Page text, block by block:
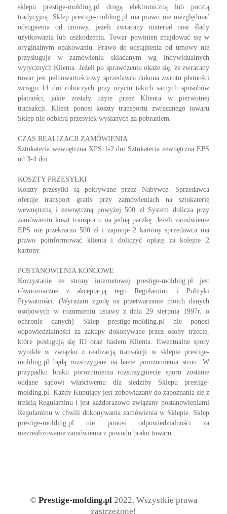
sklepu prestige-molding.pl drogą elektroniczną lub pocztą
tradycyjną. Sklep prestige-molding.pl ma prawo nie uwzględniać
odstąpienia od umowy, jeżeli zwracany materiał nosi ślady
użytkowania lub uszkodzenia. Towar powinien znajdować się w
oryginalnym opakowaniu. Prawo do odstąpienia od umowy nie
przysługuje w zamówieniu składanym wg indywidualnych
wytycznych Klienta. Jeżeli po sprawdzeniu okaże się, że zwracany
towar jest pełnowartościowy sprzedawca dokona zwrotu płatności
wciągu 14 dni roboczych przy użyciu takich samych sposobów
płatności, jakie zostały użyte przez Klienta w pierwotnej
transakcji. Klient ponosi koszty transportu zwracanego towaru
Sklep nie odbiera przesyłek wysłanych za pobraniem.
CZAS REALIZACJI ZAMÓWIENIA
Sztukateria wewnętrzna XPS 1-2 dni Sztukateria zewnętrzna EPS
od 3-4 dni
KOSZTY PRZESYŁKI
Koszty przesyłki są pokrywane przez Nabywcę. Sprzedawca
oferuje transport gratis przy zamówieniach na sztukaterię
wewnętrzną i zewnętrzną powyżej 500 zł System dolicza przy
zamówieniu koszt transportu na jedną paczkę. Jeżeli zamówienie
EPS nie przekracza 500 zł i zajmuje 2 kartony sprzedawca ma
prawo poinformować klienta i doliczyć opłatę za kolejne 2
kartony.
POSTANOWIENIA KOŃCOWE
Korzystanie ze strony internetowej prestige-molding.pl jest
równoznaczne z akceptacją tego Regulaminu i Polityki
Prywatności. (Wyrażam zgodę na przetwarzanie moich danych
osobowych w rozumieniu ustawy z dnia 29 sierpnia 1997r. o
ochronie danych) Sklep prestige-molding.pl nie ponosi
odpowiedzialności za zakupy dokonywane przez osoby trzecie,
które posługują się ID oraz hasłem Klienta. Ewentualne spory
wynikłe w związku z realizacją transakcji w sklepie prestige-
molding.pl będą rozstrzygane na bazie porozumienia stron. W
przypadku braku porozumienia rozstrzygniecie sporu zostanie
oddane sądowi właściwemu dla siedziby Sklepu prestige-
molding.pl. Każdy Kupujący jest zobowiązany do zapoznania się z
treścią Regulaminu i jest każdorazowo związany postanowieniami
Regulaminu w chwili dokonywania zamówienia w Sklepie. Sklep
prestige-molding.pl nie ponosi odpowiedzialności za
niezrealizowanie zamówienia z powodu braku towaru.
© Prestige-molding.pl 2022. Wszystkie prawa
zastrzeżone!